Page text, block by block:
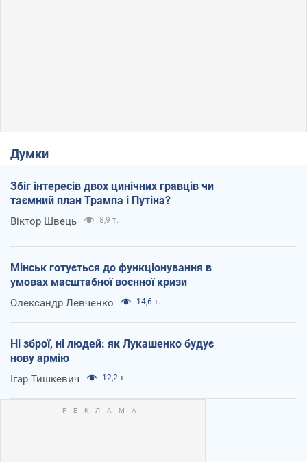
Думки
Збіг інтересів двох цинічних гравців чи
таємний план Трампа і Путіна?
Віктор Швець 8,9 т.
Мінськ готується до функціонування в
умовах масштабної воєнної кризи
Олександр Левченко 14,6 т.
Ні зброї, ні людей: як Лукашенко будує
нову армію
Ігар Тишкевич 12,2 т.